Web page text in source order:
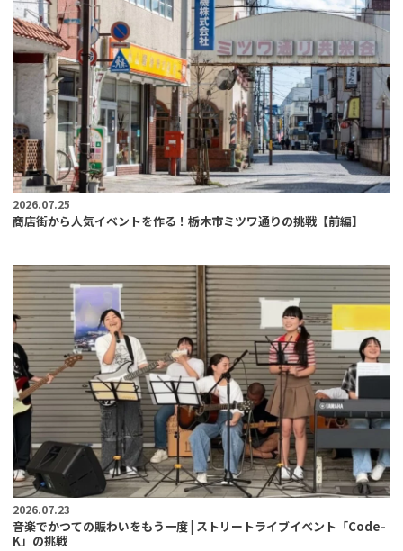
2026.07.25
商店街から人気イベントを作る！栃木市ミツワ通りの挑戦【前編】
2026.07.23
音楽でかつての賑わいをもう一度 | ストリートライブイベント「Code-
K」の挑戦